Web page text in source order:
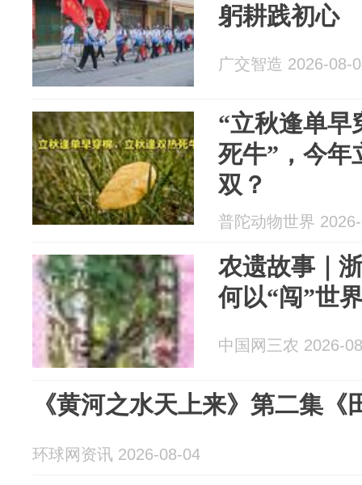
躬耕践初心
广交智造 2026-08-
“立秋逢单早
死牛”，今年
双？
普陀动物世界
农遗故事｜
何以“闯”世
中国网三农 2026-
《黄河之水天上来》第二集《
环球网资讯 2026-08-04